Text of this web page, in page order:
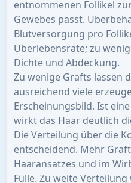
entnommenen Follikel
Gewebes passt.
Blutversorgung pro
Überlebensrate; zu
Dichte und Abdeckung.
Zu wenige Grafts lassen
ausreichend viele
Erscheinungsbild. Ist
wirkt das Haar deutlich
Die Verteilung über die
entscheidend. Mehr
Haaransatzes und im
Fülle. Zu weite